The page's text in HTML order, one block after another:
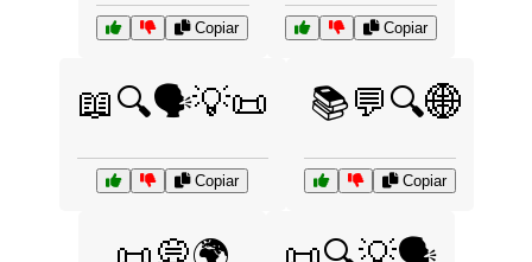
Copiar Copiar
📖🔍🗣️💡📜
Copiar
📚💬🔍🌐
Copiar